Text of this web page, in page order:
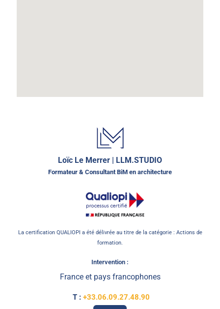
Loïc Le Merrer | LLM.STUDIO
Formateur & Consultant BiM en architecture
La certification QUALIOPI a été délivrée au titre de la catégorie : Actions de
formation.
Intervention :
France et pays francophones
T : +33.06.09.27.48.90